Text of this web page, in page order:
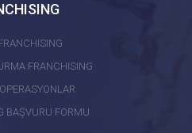
FRANCHISING
BAŞVURU FORMU